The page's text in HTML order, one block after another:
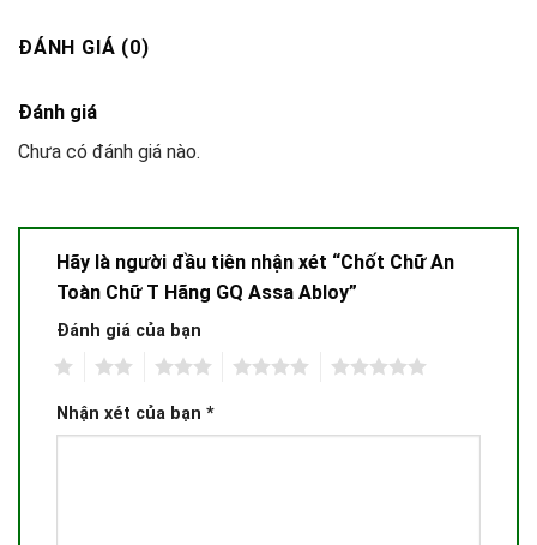
ĐÁNH GIÁ (0)
Đánh giá
Chưa có đánh giá nào.
Hãy là người đầu tiên nhận xét “Chốt Chữ An
Toàn Chữ T Hãng GQ Assa Abloy”
Đánh giá của bạn
Nhận xét của bạn *